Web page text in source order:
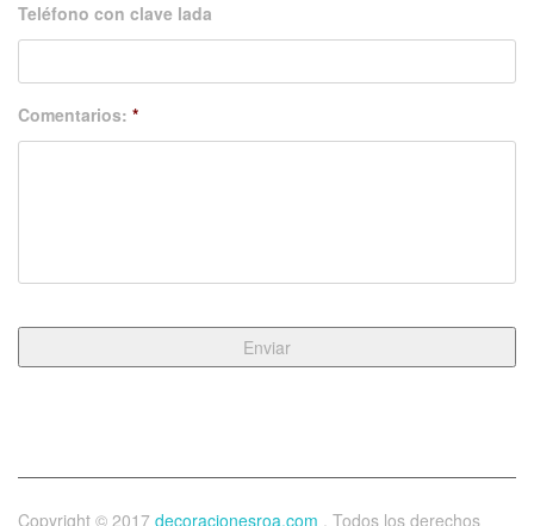
Teléfono con clave lada
Comentarios: *
Copyright © 2017 decoracionesroa.com . Todos los derechos